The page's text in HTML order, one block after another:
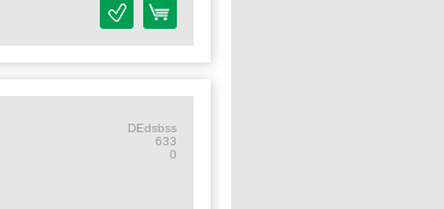
DEdsbss
633
0